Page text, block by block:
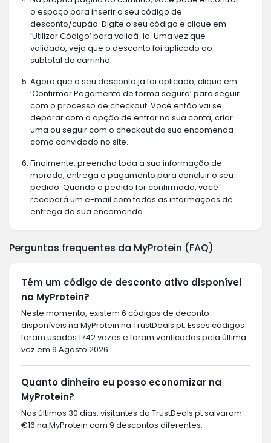
o espaço para inserir o seu código de
desconto/cupão. Digite o seu código e clique em
‘Utilizar Código’ para validá-lo. Uma vez que
validado, veja que o desconto foi aplicado ao
subtotal do carrinho.
Agora que o seu desconto já foi aplicado, clique em
‘Confirmar Pagamento de forma segura’ para seguir
com o processo de checkout. Você então vai se
deparar com a opção de entrar na sua conta, criar
uma ou seguir com o checkout da sua encomenda
como convidado no site.
Finalmente, preencha toda a sua informação de
morada, entrega e pagamento para concluir o seu
pedido. Quando o pedido for confirmado, você
receberá um e-mail com todas as informações de
entrega da sua encomenda.
Perguntas frequentes da MyProtein (FAQ)
Têm um código de desconto ativo disponível
na MyProtein?
Neste momento, existem 6 códigos de deconto
disponíveis na MyProtein na TrustDeals.pt. Esses códigos
foram usados 1742 vezes e foram verificados pela última
vez em 9 Agosto 2026.
Quanto dinheiro eu posso economizar na
MyProtein?
Nos últimos 30 dias, visitantes da TrustDeals.pt salvaram
€16 na MyProtein com 9 descontos diferentes.